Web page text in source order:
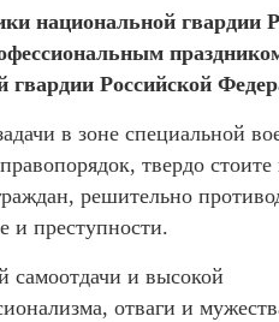
национальной гвардии
гвардии Российской
в зоне специальной
твердо стоите
решительно
и преступности.
самоотдачи и высокой
отваги и